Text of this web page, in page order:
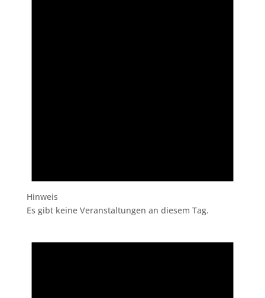
Hinweis
Es gibt keine Veranstaltungen an diesem Tag.